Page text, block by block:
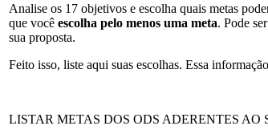
Analise os 17 objetivos e escolha quais metas
que você escolha pelo menos uma meta. Pode
sua proposta.
Feito isso, liste aqui suas escolhas. Essa
LISTAR METAS DOS ODS ADERENTES AO